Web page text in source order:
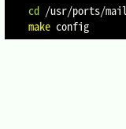
cd
make